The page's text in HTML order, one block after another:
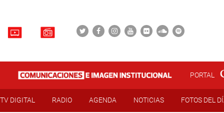
PORTAL
TV DIGITAL RADIO AGENDA NOTICIAS FOTOS DEL